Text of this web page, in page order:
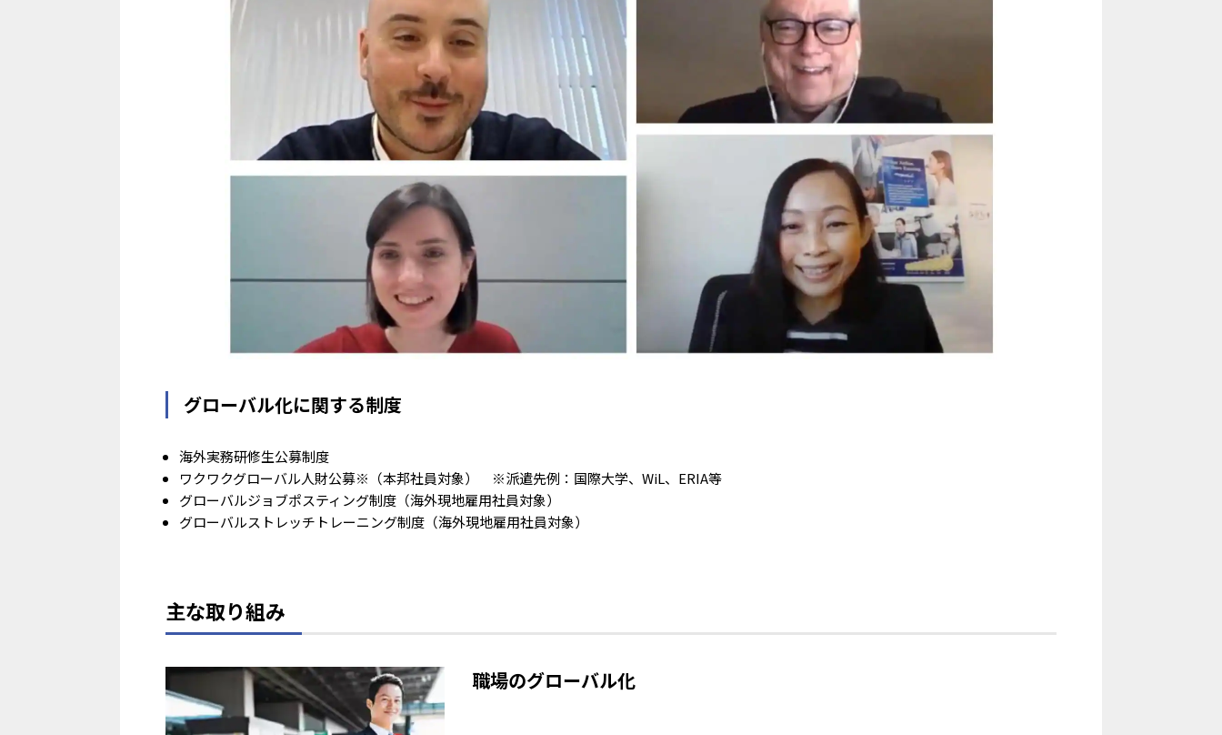
グローバル化に関する制度
海外実務研修生公募制度
ワクワクグローバル人財公募※（本邦社員対象） ※派遣先例：国際大学、WiL、ERIA等
グローバルジョブポスティング制度（海外現地雇用社員対象）
グローバルストレッチトレーニング制度（海外現地雇用社員対象）
主な取り組み
職場のグローバル化